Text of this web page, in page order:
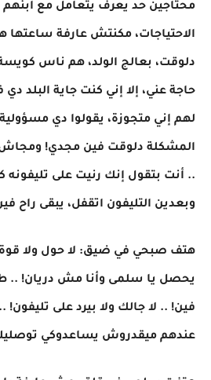
محتاجين حد يعرف يتعامل مع ابنهم
الاحتياجات، مكنتش عارفة ساعتها
دلوقت، بعالج الولد، هم ناس
حاجة عني، إلا إني كنت جاية البلد
لهم إني متجوزة، يقولوا دي
المشكلة دلوقت فين مجدي! ومجاش
.. أنت بتقول إنك رنيت على تليفونه
وبعدين التليفون اتقفل، يبقى راح
هتف صبحي في ضيق: لا حول ولا قوة
يحصل يا سلمى وأنا مش دريان! ..
فين! .. لا جالك ولا بيرد على
عندهم ميقدروش يساعدوكي